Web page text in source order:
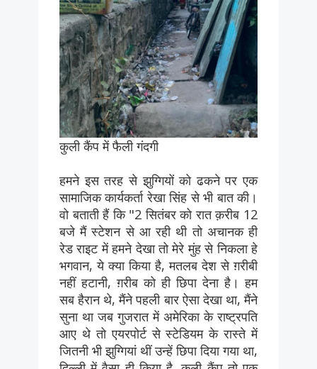
कुली कैंप में फैली गंदगी
हमने इस तरह से झुग्गियों को ढकने पर एक
सामाजिक कार्यकर्ता रेखा सिंह से भी बात की।
वो बताती हैं कि "2 सितंबर को रात क़रीब 12
बजे मैं स्टेशन से आ रही थी तो अचानक ही
रेड राइट में हमने देखा तो मेरे मुंह से निकला हे
भगवान, ये क्या किया है, मतलब देश से ग़रीबी
नहीं हटानी, ग़रीब को ही छिपा देना है। हम
सब हैरान थे, मैंने पहली बार ऐसा देखा था, मैंने
सुना था जब गुजरात में अमेरिका के राष्ट्रपति
आए थे तो एयरपोर्ट से स्टेडियम के रास्ते में
जितनी भी झुग्गियां थीं उन्हें छिपा दिया गया था,